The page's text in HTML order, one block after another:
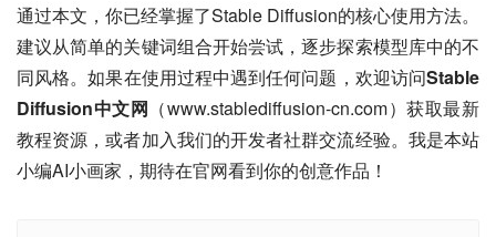
通过本文，你已经掌握了Stable Diffusion的核心使用方法。
建议从简单的关键词组合开始尝试，逐步探索模型库中的不
同风格。如果在使用过程中遇到任何问题，欢迎访问Stable
Diffusion中文网 （www.stablediffusion-cn.com）获取最新
教程资源，或者加入我们的开发者社群交流经验。我是本站
小编AI小画家，期待在官网看到你的创意作品！